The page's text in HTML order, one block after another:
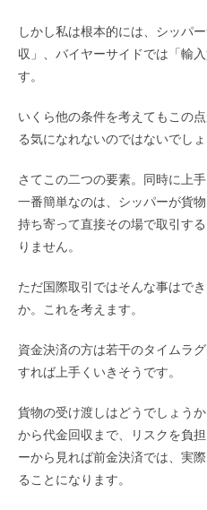
しかし私は根本的には、シッパ
収」、バイヤーサイドでは「輸
す。
いくら他の条件を考えてもこの
る気になれないのではないでしょ
さてこの二つの要素。同時に上
一番簡単なのは、シッパーが貨
持ち寄って直接その場で取引す
りません。
ただ国際取引ではそんな事はで
か。これを考えます。
資金決済の方は若干のタイムラ
すれば上手くいきそうです。
貨物の受け渡しはどうでしょう
から代金回収まで、リスクを負
ーから見れば前金決済では、実
ることになります。